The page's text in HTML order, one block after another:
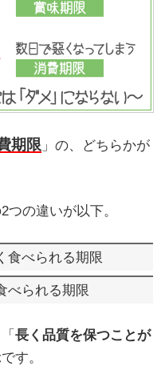
期限 」の、どちらかが
の違いが以下。
食べられる期限
べられる期限
長く品質を保つことが
す。